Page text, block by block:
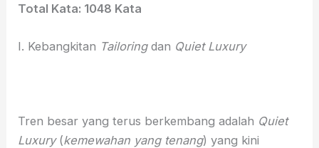
Total Kata: 1048 Kata
I. Kebangkitan Tailoringdan Quiet Luxury
Tren besar yang terus berkembang adalah Quiet
Luxury(kemewahan yang tenang) yang kini